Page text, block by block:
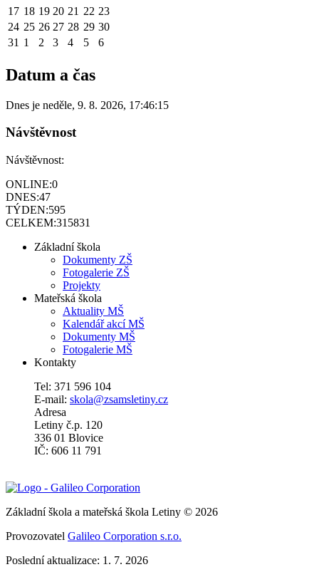
17 18 19 20 21 22 23
24 25 26 27 28 29 30
31 1 2 3 4 5 6
Datum a čas
Dnes je neděle, 9. 8. 2026, 17:46:15
Návštěvnost
Návštěvnost:
ONLINE:0
DNES:47
TÝDEN:595
CELKEM:315831
Základní škola
Dokumenty ZŠ
Fotogalerie ZŠ
Projekty
Mateřská škola
Aktuality MŠ
Kalendář akcí MŠ
Dokumenty MŠ
Fotogalerie MŠ
Kontakty
Tel: 371 596 104
E-mail: skola@zsamsletiny.cz
Adresa
Letiny č.p. 120
336 01 Blovice
IČ: 606 11 791
Základní škola a mateřská škola Letiny © 2026
Provozovatel Galileo Corporation s.r.o.
Poslední aktualizace: 1. 7. 2026